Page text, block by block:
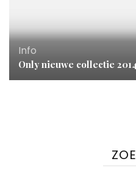
Info
Only nieuwe collectie 2014